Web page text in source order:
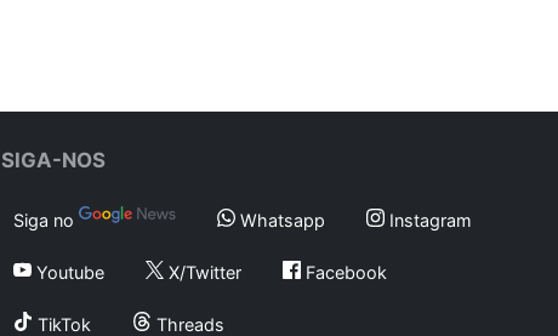
SIGA-NOS
Siga no Whatsapp Instagram
Youtube X/Twitter Facebook
TikTok Threads